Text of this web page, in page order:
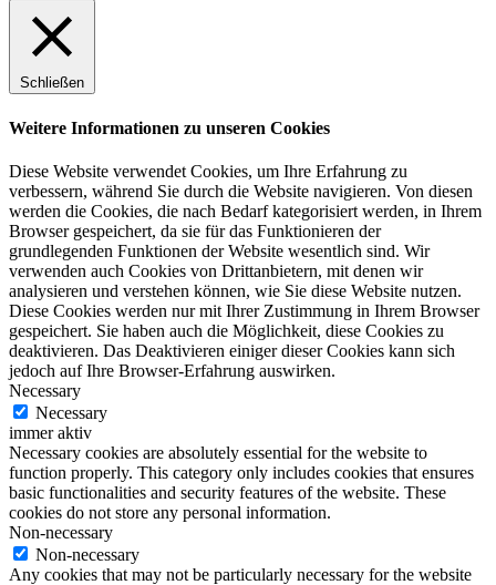
Schließen
Weitere Informationen zu unseren Cookies
Diese Website verwendet Cookies, um Ihre Erfahrung zu
verbessern, während Sie durch die Website navigieren. Von diesen
werden die Cookies, die nach Bedarf kategorisiert werden, in Ihrem
Browser gespeichert, da sie für das Funktionieren der
grundlegenden Funktionen der Website wesentlich sind. Wir
verwenden auch Cookies von Drittanbietern, mit denen wir
analysieren und verstehen können, wie Sie diese Website nutzen.
Diese Cookies werden nur mit Ihrer Zustimmung in Ihrem Browser
gespeichert. Sie haben auch die Möglichkeit, diese Cookies zu
deaktivieren. Das Deaktivieren einiger dieser Cookies kann sich
jedoch auf Ihre Browser-Erfahrung auswirken.
Necessary
Necessary
immer aktiv
Necessary cookies are absolutely essential for the website to
function properly. This category only includes cookies that ensures
basic functionalities and security features of the website. These
cookies do not store any personal information.
Non-necessary
Non-necessary
Any cookies that may not be particularly necessary for the website